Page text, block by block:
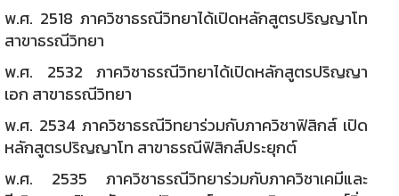
พ.ศ. 2518 ภาควิชาธรณีวิทยาได้เปิดหลักสูตรปริญญาโท
สาขาธรณีวิทยา
พ.ศ. 2532 ภาควิชาธรณีวิทยาได้เปิดหลักสูตรปริญญา
เอก สาขาธรณีวิทยา
พ.ศ. 2534 ภาควิชาธรณีวิทยาร่วมกับภาควิชาฟิสิกส์ เปิด
หลักสูตรปริญญาโท สาขาธรณีฟิสิกส์ประยุกต์
พ.ศ. 2535 ภาควิชาธรณีวิทยาร่วมกับภาควิชาเคมีและ